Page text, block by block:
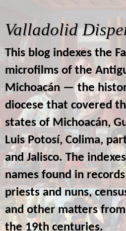
Valladolid
This blog indexes the
microfilms of the
Michoacán — the
diocese that covered
states of Michoacán,
Luis Potosí, Colima,
and Jalisco. The
names found in
priests and nuns,
and other matters
the 19th centuries.